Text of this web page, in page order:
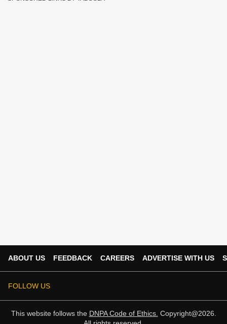
ABOUT US FEEDBACK CAREERS ADVERTISE WITH US
FOLLOW US
This website follows the DNPA Code of Ethics. Copyright@2026.